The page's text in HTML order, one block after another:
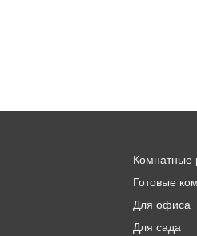
Комнатные
Готовые
Для офиса
Для сада